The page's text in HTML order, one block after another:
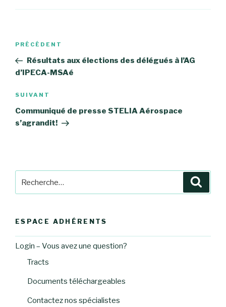
Navigation
l’article
Article
précédent
PRÉCÉDENT
Résultats aux élections des délégués à l’AG
d’IPECA-MSAé
Article
suivant
SUIVANT
Communiqué de presse STELIA Aérospace
s’agrandit!
ESPACE ADHÉRENTS
Login – Vous avez une question?
Tracts
Documents téléchargeables
Contactez nos spécialistes